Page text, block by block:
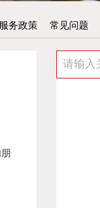
务政策 常见问题